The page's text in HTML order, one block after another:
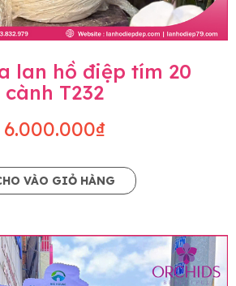
lan hồ điệp tím 20
cành T232
6.000.000₫
VÀO GIỎ HÀNG